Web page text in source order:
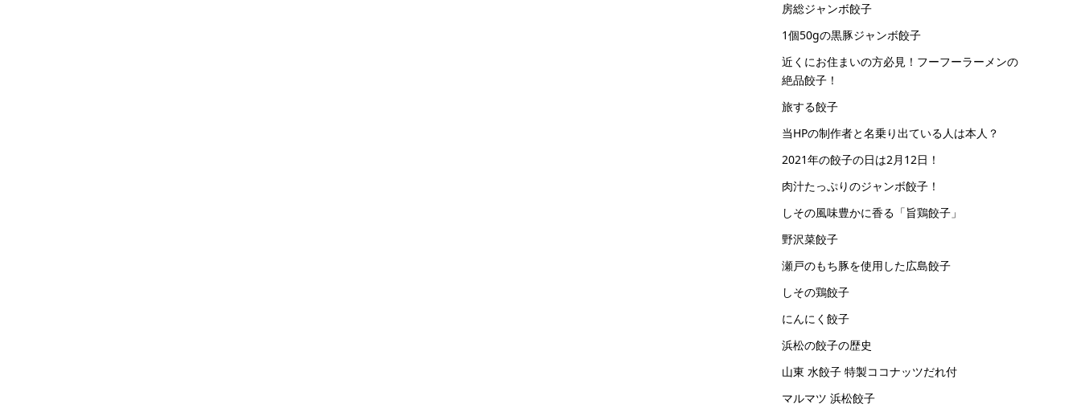
房総ジャンボ餃子
1個50gの黒豚ジャンボ餃子
近くにお住まいの方必見！フーフーラーメンの
絶品餃子！
旅する餃子
当HPの制作者と名乗り出ている人は本人？
2021年の餃子の日は2月12日！
肉汁たっぷりのジャンボ餃子！
しその風味豊かに香る「旨鶏餃子」
野沢菜餃子
瀬戸のもち豚を使用した広島餃子
しその鶏餃子
にんにく餃子
浜松の餃子の歴史
山東 水餃子 特製ココナッツだれ付
マルマツ 浜松餃子